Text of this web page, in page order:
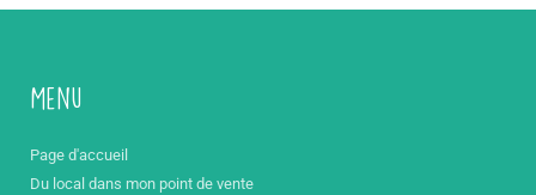
Menu
Page d'accueil
Du local dans mon point de vente